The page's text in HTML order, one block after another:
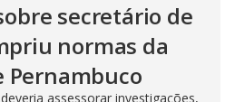
secretário de
normas da
Pernambuco
assessorar investigações,